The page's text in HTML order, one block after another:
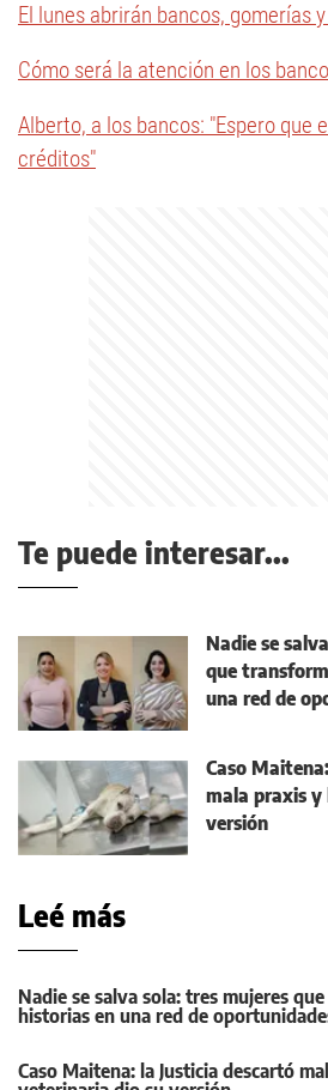
El lunes abrirán bancos, gomerías
Cómo será la atención en los
Alberto, a los bancos: "Espero que
créditos"
Te puede interesar...
Nadie se
que
una red de
Caso
mala praxis y
versión
Leé más
Nadie se salva sola: tres mujeres
historias en una red de
Caso Maitena: la Justicia descartó